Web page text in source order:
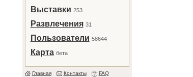
Выставки 253
Развлечения 31
Пользователи 58644
Карта бета
Главная Контакты FAQ